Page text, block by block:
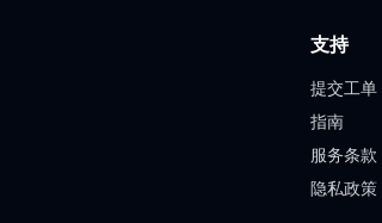
支持
提交工单
指南
服务条款
隐私政策